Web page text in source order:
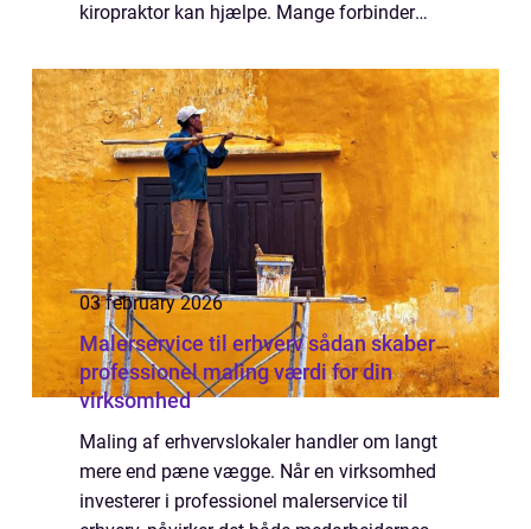
kiropraktor kan hjælpe. Mange forbinder
men behandlingsfor...
03 february 2026
Malerservice til erhverv sådan skaber
professionel maling værdi for din
virksomhed
Maling af erhvervslokaler handler om langt
mere end pæne vægge. Når en virksomhed
investerer i professionel malerservice til